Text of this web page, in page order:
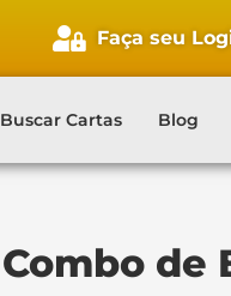
Faça seu
Buscar Cartas Blog
Combo de